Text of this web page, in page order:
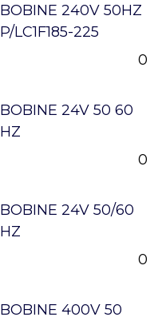
BOBINE 240V 50HZ
P/LC1F185-225
0
BOBINE 24V 50 60
HZ
0
BOBINE 24V 50/60
HZ
0
BOBINE 400V 50